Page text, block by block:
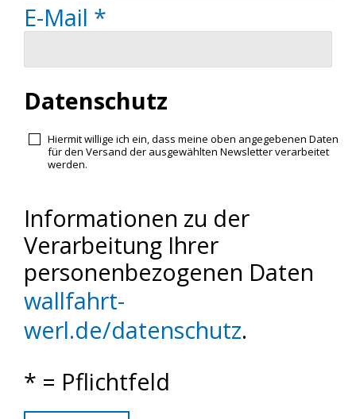
E-Mail *
Datenschutz
Hiermit willige ich ein, dass meine oben angegebenen Daten
für den Versand der ausgewählten Newsletter verarbeitet
werden.
Informationen zu der
Verarbeitung Ihrer
personenbezogenen Daten
wallfahrt-
werl.de/datenschutz.
* = Pflichtfeld